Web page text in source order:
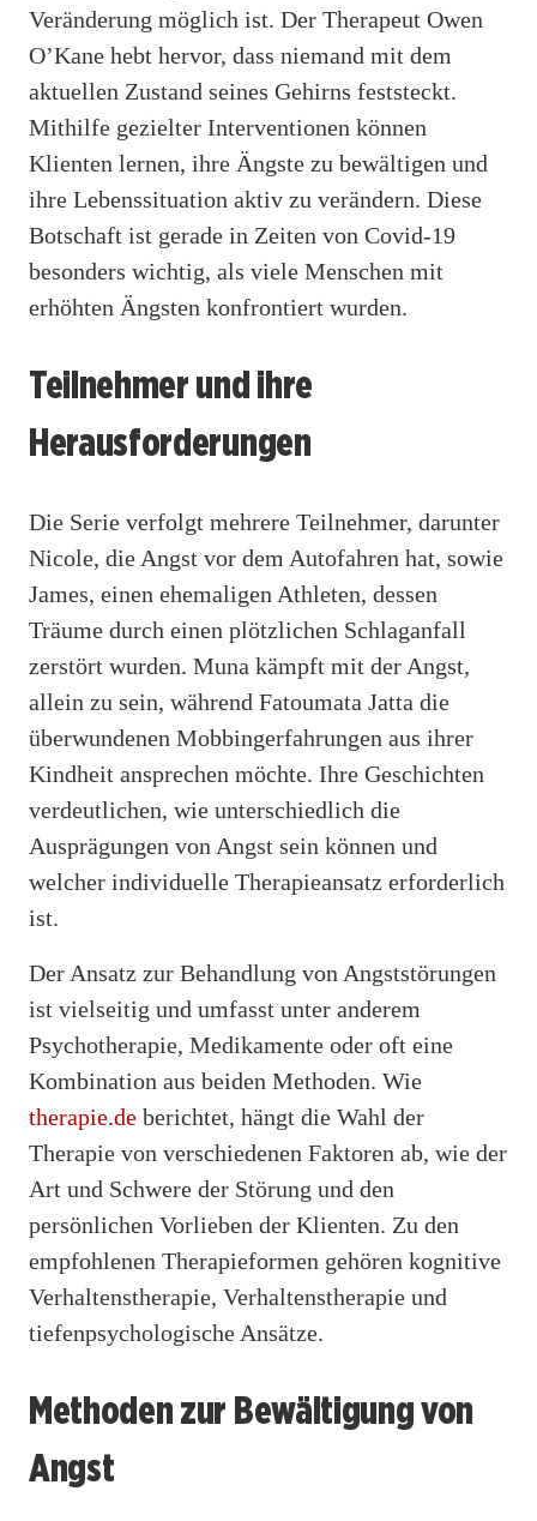
Veränderung möglich ist. Der Therapeut Owen
O’Kane hebt hervor, dass niemand mit dem
aktuellen Zustand seines Gehirns feststeckt.
Mithilfe gezielter Interventionen können
Klienten lernen, ihre Ängste zu bewältigen und
ihre Lebenssituation aktiv zu verändern. Diese
Botschaft ist gerade in Zeiten von Covid-19
besonders wichtig, als viele Menschen mit
erhöhten Ängsten konfrontiert wurden.
Teilnehmer und ihre
Herausforderungen
Die Serie verfolgt mehrere Teilnehmer, darunter
Nicole, die Angst vor dem Autofahren hat, sowie
James, einen ehemaligen Athleten, dessen
Träume durch einen plötzlichen Schlaganfall
zerstört wurden. Muna kämpft mit der Angst,
allein zu sein, während Fatoumata Jatta die
überwundenen Mobbingerfahrungen aus ihrer
Kindheit ansprechen möchte. Ihre Geschichten
verdeutlichen, wie unterschiedlich die
Ausprägungen von Angst sein können und
welcher individuelle Therapieansatz erforderlich
ist.
Der Ansatz zur Behandlung von Angststörungen
ist vielseitig und umfasst unter anderem
Psychotherapie, Medikamente oder oft eine
Kombination aus beiden Methoden. Wie
therapie.de berichtet, hängt die Wahl der
Therapie von verschiedenen Faktoren ab, wie der
Art und Schwere der Störung und den
persönlichen Vorlieben der Klienten. Zu den
empfohlenen Therapieformen gehören kognitive
Verhaltenstherapie, Verhaltenstherapie und
tiefenpsychologische Ansätze.
Methoden zur Bewältigung von
Angst